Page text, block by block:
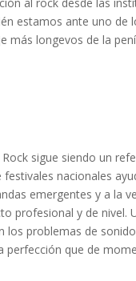
estamos ante uno de
más longevos de la
Rock sigue siendo un
festivales nacionales
emergentes y a la
profesional y de nivel.
los problemas de
perfección que de